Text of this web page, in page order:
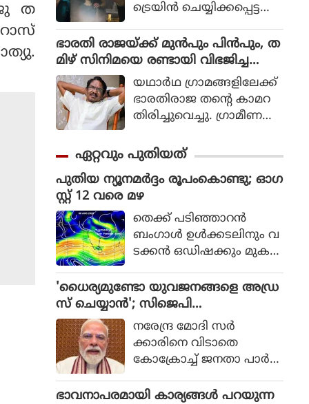
ത
ട്രെയിന്‍ ചെയ്യിക്കപ്പെട്ട
ലിയ സിനിമയിലെത്തുന്ന
ത്.
ഭാരതി രാജയ്ക്ക് മുൻപും പിൻപും, ത
മിഴ് സിനിമയെ രണ്ടായി വിഭജിച്ച
സംവിധായകൻ, ഭാരതി രാജ വിട പറ
യുമ്പോൾ
യഥാര്‍ഥ ഗ്രാമങ്ങളിലേക്ക്
ഭാരതിരാജ തന്റെ കാമറ
തിരിച്ചുവെച്ചു. ഗ്രാമീണ
യായ തലത്തില്‍ ആ
വിഷ്‌കരിച്ചുകൊണ്ടാണ്
ഭാരതിരാജ വിപ്ലവം
തീര്‍ത്തത്.
ഏറ്റവും പുതിയത്
പുതിയ ന്യൂനമർദ്ദം രൂപംകൊണ്ടു; ഓഗ
സ്റ്റ് 12 വരെ മഴ
തെക്ക് പടിഞ്ഞാറൻ
ബംഗാൾ ഉൾക്കടലിനും വ
ടക്കൻ ഒഡിഷക്കും മുക
essure Area) രൂപപ്പെട്ടു.
കേരളത്തിൽ ഓഗസ്റ്റ് 12 വ
രെയുള്ള ദിവസങ്ങളിൽ
നേരിയതോ മിതമായതോ
ആയ മഴയ്ക്ക് സാധ്യത.
'ധൈര്യമുണ്ടോ യുവജനങ്ങളെ അഡ്ര
സ് ചെയ്യാൻ'; സിജെപി
വെല്ലുവിളിയിൽ വിറച്ച് മോദി സർ
ക്കാർ
നരേന്ദ്ര മോദി സർ
ക്കാരിനെ വിടാതെ
കോക്രോച്ച് ജനതാ പാർട്ടി.
നാട്ടിലെ യുവാക്കളെ അ
ഭാവനാപരമായി കാര്യങ്ങൾ പറയുന്ന